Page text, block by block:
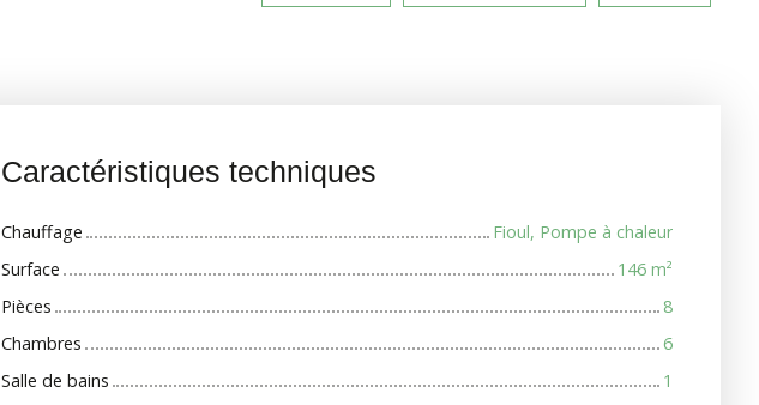
Caractéristiques techniques
Chauffage
Fioul, Pompe à chaleur
Surface
146 m²
Pièces
8
Chambres
6
Salle de bains
1